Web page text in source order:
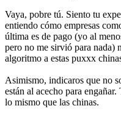
Vaya, pobre tú. Siento tu
entiendo cómo empresas
última es de pago (yo al
pero no me sirvió para nada)
algoritmo a estas puxxx
Asimismo, indicaros que no
están al acecho para
lo mismo que las chinas.